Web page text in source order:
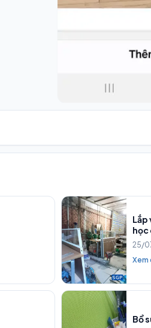
Lắp
học
25/
Xem
Bổ